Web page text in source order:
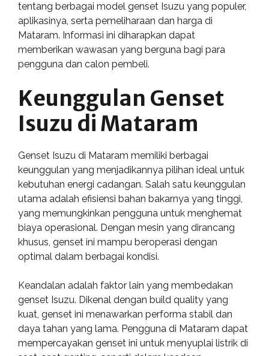
tentang berbagai model genset Isuzu yang populer,
aplikasinya, serta pemeliharaan dan harga di
Mataram. Informasi ini diharapkan dapat
memberikan wawasan yang berguna bagi para
pengguna dan calon pembeli.
Keunggulan Genset
Isuzu di Mataram
Genset Isuzu di Mataram memiliki berbagai
keunggulan yang menjadikannya pilihan ideal untuk
kebutuhan energi cadangan. Salah satu keunggulan
utama adalah efisiensi bahan bakarnya yang tinggi,
yang memungkinkan pengguna untuk menghemat
biaya operasional. Dengan mesin yang dirancang
khusus, genset ini mampu beroperasi dengan
optimal dalam berbagai kondisi.
Keandalan adalah faktor lain yang membedakan
genset Isuzu. Dikenal dengan build quality yang
kuat, genset ini menawarkan performa stabil dan
daya tahan yang lama. Pengguna di Mataram dapat
mempercayakan genset ini untuk menyuplai listrik di